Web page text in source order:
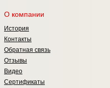
О компании
История
Контакты
Обратная связь
Отзывы
Видео
Сертификаты